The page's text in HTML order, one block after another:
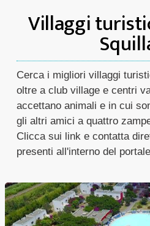
Villaggi
Cerca i migliori villaggi
oltre a club village e centri
accettano animali e in cui
gli altri amici a quattro
Clicca sui link e contatta
presenti all'interno del